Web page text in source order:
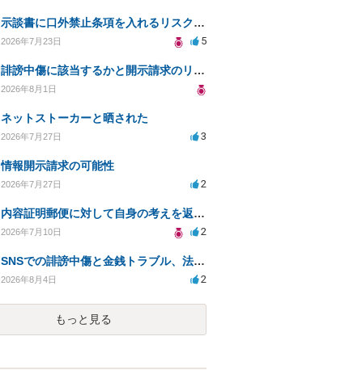
示談書に口外禁止条項を入れるリスクはありますか？
2026年7月23日 5
誹謗中傷に該当するかと開示請求のリスクを知りたい
2026年8月1日
ネットストーカーと晒された
2026年7月27日 3
情報開示請求の可能性
2026年7月27日 2
内容証明郵便に対して自身の考えを返答しなければなりませんか？
2026年7月10日 2
SNSでの誹謗中傷と金銭トラブル、法的対応の相談
2026年8月4日 2
もっと見る